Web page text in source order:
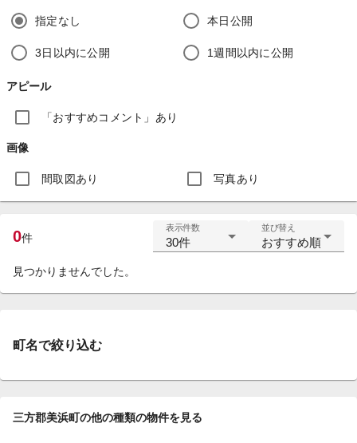
指定なし 本日公開
3日以内に公開 1週間以内に公開
アピール
「おすすめコメント」あり
画像
間取図あり 写真あり
0件
表示件数
30件
並び替え
おすすめ順
見つかりませんでした。
町名で絞り込む
三方郡美浜町の他の種類の物件を見る